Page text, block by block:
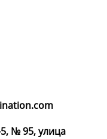
№ 95, улица